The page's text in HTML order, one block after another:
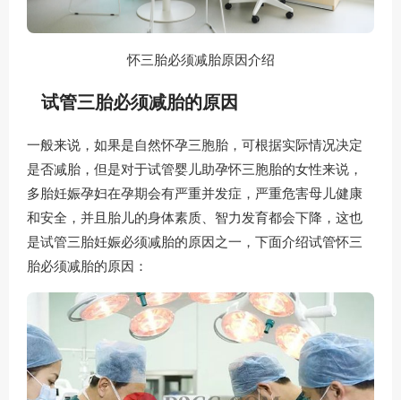
怀三胎必须减胎原因介绍
试管三胎必须减胎的原因
一般来说，如果是自然怀孕三胞胎，可根据实际情况决定
是否减胎，但是对于试管婴儿助孕怀三胞胎的女性来说，
多胎妊娠孕妇在孕期会有严重并发症，严重危害母儿健康
和安全，并且胎儿的身体素质、智力发育都会下降，这也
是试管三胎妊娠必须减胎的原因之一，下面介绍试管怀三
胎必须减胎的原因：